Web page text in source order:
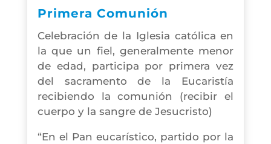
Primera Comunión
Celebración de la Iglesia católica en
la que un fiel, generalmente menor
de edad, participa por primera vez
del sacramento de la Eucaristía
recibiendo la comunión (recibir el
cuerpo y la sangre de Jesucristo)
“En el Pan eucarístico, partido por la